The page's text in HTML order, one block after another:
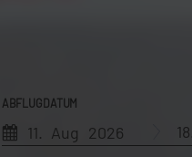
ABFLUGDATUM
11. Aug 2026